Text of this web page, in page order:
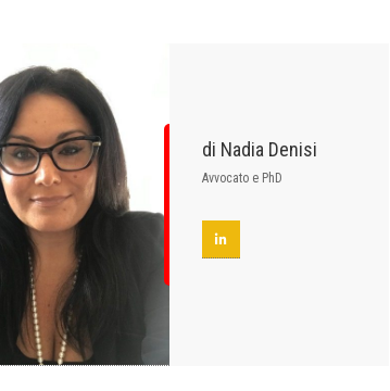
di Nadia Denisi
Avvocato e PhD